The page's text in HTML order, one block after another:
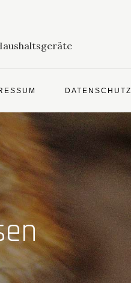
DATENSCHUTZ